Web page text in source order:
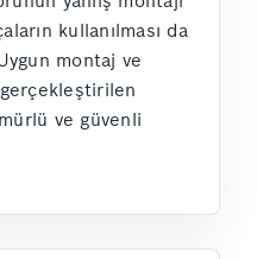
kullanılması da
montaj ve
ve güvenli